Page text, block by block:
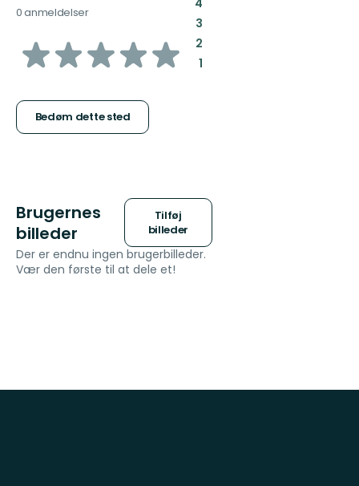
0 anmeldelser
ud
5
Bedøm dette sted
3:
2:
1:
Brugernes
billeder
Tilføj
billeder
Der er endnu ingen brugerbilleder.
Vær den første til at dele et!